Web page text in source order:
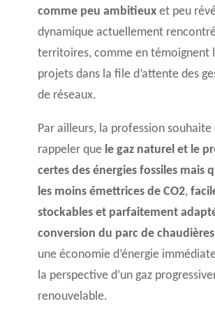
comme peu ambitieux et peu
dynamique actuellement
territoires, comme en témoignent
projets dans la file d’attente des
de réseaux.
Par ailleurs, la profession
rappeler que le gaz naturel et le
certes des énergies fossiles mais
les moins émettrices de CO2,
stockables et parfaitement
conversion du parc de
une économie d’énergie
la perspective d’un gaz
renouvelable.